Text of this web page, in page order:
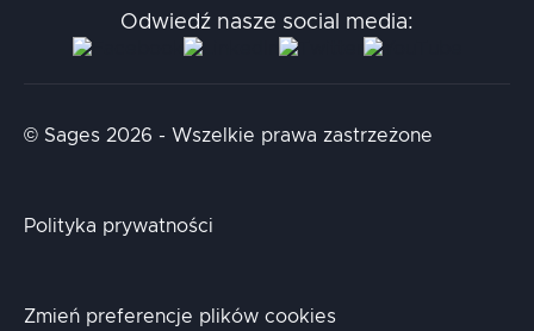
Aidapta
AI & NLP Day
Odwiedź nasze social media:
© Sages 2026 - Wszelkie prawa zastrzeżone
Polityka prywatności
Zmień preferencje plików cookies